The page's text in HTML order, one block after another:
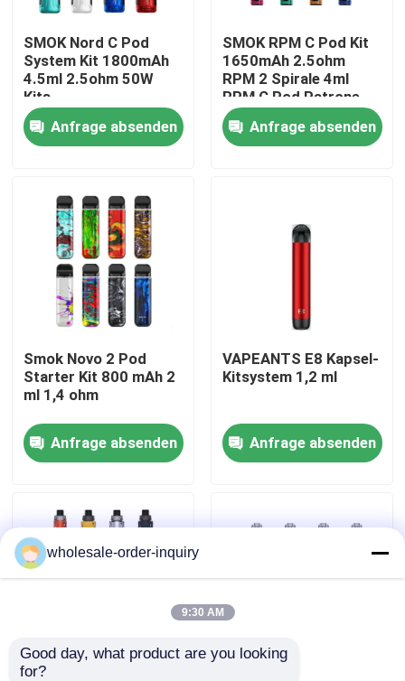
Produkte
Videos
Über uns
Fabrik-Ausflug
Qualitätskontrolle
Fordern Sie ein Zitat
Nachfüllbare Hülse Vapes
Wegwerfhülse Vapes
SMOK Nord C Pod
System Kit 1800mAh
4.5ml 2.5ohm 50W
Kits
Anfrage absenden
SMOK RPM C Pod Kit
1650mAh 2.5ohm
RPM 2 Spirale 4ml
RPM C Pod Patrone
50W Kits
Anfrage absenden
Smok Novo 2 Pod
Starter Kit 800 mAh 2
ml 1,4 ohm
Anfrage absenden
VAPEANTS E8 Kapsel-
Kitsystem 1,2 ml
Anfrage absenden
Vaporesso ARMOUR
wholesale-order-inquiry
9:30 AM
Good day, what product are you looking
for?